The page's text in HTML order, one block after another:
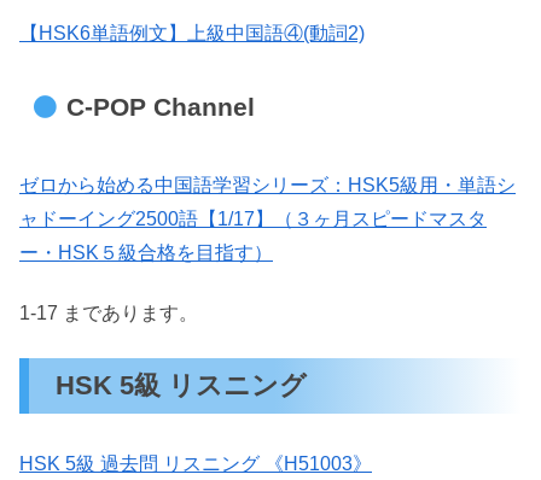
【HSK6単語例文】上級中国語④(動詞2)
C-POP Channel
ゼロから始める中国語学習シリーズ：HSK5級用・単語シ
ャドーイング2500語【1/17】（３ヶ月スピードマスタ
ー・HSK５級合格を目指す）
1-17 まであります。
HSK 5級 リスニング
HSK 5級 過去問 リスニング 《H51003》